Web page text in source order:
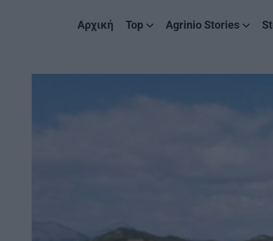
Αρχική Top Agrinio Stories